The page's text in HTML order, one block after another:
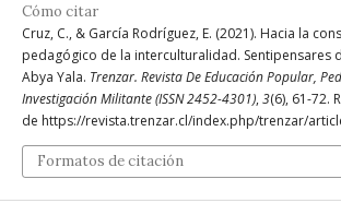
Cómo citar
Cruz, C., & García Rodríguez, E. (2021). Hacia la
pedagógico de la interculturalidad. Sentipensares
Abya Yala. Trenzar. Revista De Educación Popular,
Investigación Militante (ISSN 2452-4301), 3(6), 61-72.
de https://revista.trenzar.cl/index.php/trenzar/
Formatos de citación